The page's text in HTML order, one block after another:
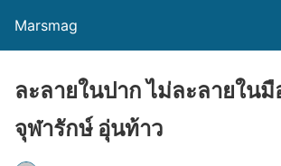
Marsmag
ละลายในปาก ไม่ละลายใน
จุฬารักษ์ อุ่นท้าว